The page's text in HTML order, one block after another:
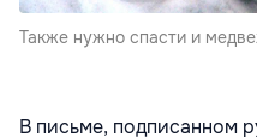
Также нужно спасти и
В письме, подписанном